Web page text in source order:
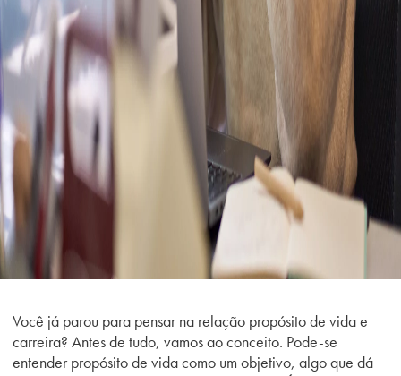
Você já parou para pensar na relação propósito de vida e
carreira? Antes de tudo, vamos ao conceito. Pode-se
entender propósito de vida como um objetivo, algo que dá